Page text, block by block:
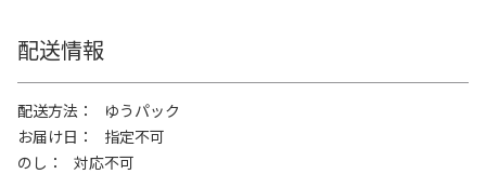
配送情報
配送方法
ゆうパック
お届け日
指定不可
のし
対応不可